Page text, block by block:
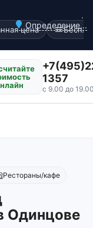
Определение...
.
цена
1357
с 9.00 до
Рестораны/кафе
Одинцове